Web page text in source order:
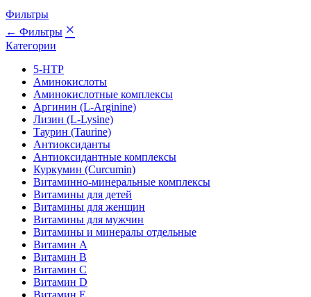
Фильтры
← Фильтры ×
Категории
5-HTP
Аминокислоты
Аминокислотные комплексы
Аргинин (L-Arginine)
Лизин (L-Lysine)
Таурин (Taurine)
Антиоксиданты
Антиоксидантные комплексы
Куркумин (Curcumin)
Витаминно-минеральные комплексы
Витамины для детей
Витамины для женщин
Витамины для мужчин
Витамины и минералы отдельные
Витамин A
Витамин B
Витамин C
Витамин D
Витамин E